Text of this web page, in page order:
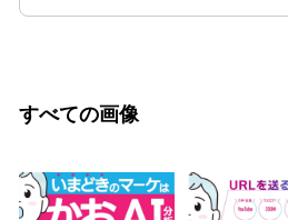
すべての画像